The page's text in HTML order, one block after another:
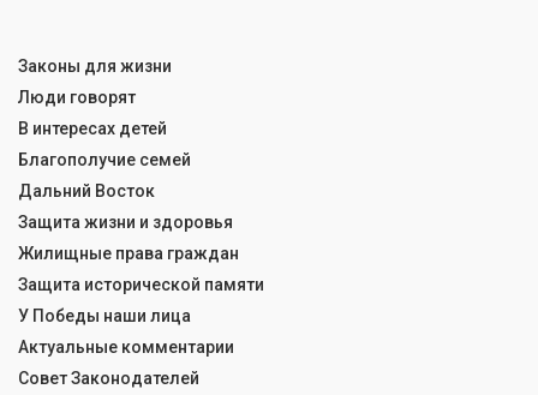
Законы для жизни
Люди говорят
В интересах детей
Благополучие семей
Дальний Восток
Защита жизни и здоровья
Жилищные права граждан
Защита исторической памяти
У Победы наши лица
Актуальные комментарии
Совет Законодателей